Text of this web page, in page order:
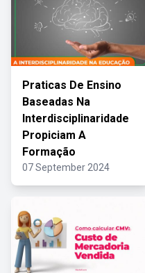
Praticas De Ensino
Baseadas Na
Interdisciplinaridade
Propiciam A
Formação
07 September 2024